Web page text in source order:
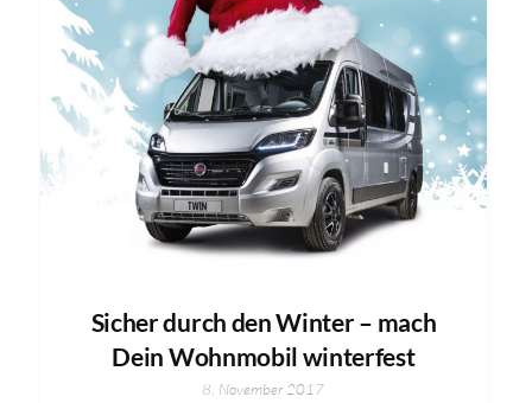
Sicher durch den Winter – mach
Dein Wohnmobil winterfest
8. November 2017